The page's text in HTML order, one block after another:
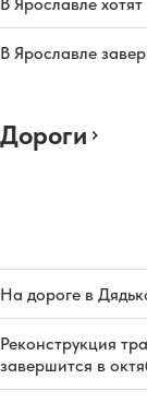
В Ярославле
В Ярославле
Дороги
На дороге в
Реконструкция
завершится в